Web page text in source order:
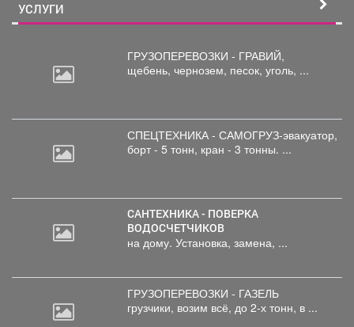
УСЛУГИ
ГРУЗОПЕРЕВОЗКИ - ГРАВИЙ,
щебень, чернозем, песок, уголь, ...
СПЕЦТЕХНИКА - САМОГРУЗ-эвакуатор,
борт - 5 тонн, кран - 3 тонны. ...
САНТЕХНИКА - ПОВЕРКА
ВОДОСЧЕТЧИКОВ
на дому. Установка, замена, ...
ГРУЗОПЕРЕВОЗКИ - ГАЗЕЛЬ
грузчики, возим всё, до 2-х тонн, в ...